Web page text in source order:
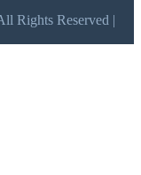
Rights Reserved |